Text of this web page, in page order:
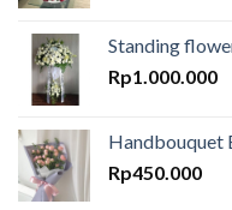
Standing
Rp1.000.000
Handbouquet
Rp450.000